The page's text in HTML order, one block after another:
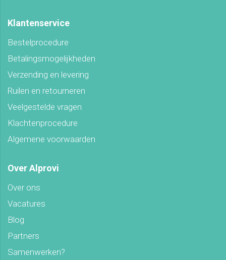
Klantenservice
Bestelprocedure
Betalingsmogelijkheden
Verzending en levering
Ruilen en retourneren
Veelgestelde vragen
Klachtenprocedure
Algemene voorwaarden
Over Alprovi
Over ons
Vacatures
Blog
Partners
Samenwerken?